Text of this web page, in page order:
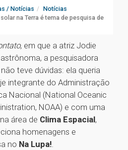
/ Notícias
Notícias
na Terra é tema de pesquisa de
, em que a atriz Jodie
a pesquisadora
teve dúvidas: ela queria
integrante do Administração
Nacional (National Oceanic
NOAA) e com uma
área de Clima Espacial,
homenagens e
no Na Lupa!.